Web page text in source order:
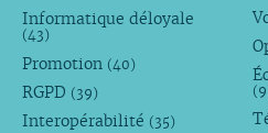
Informatique déloyale
(43)
Promotion (40)
RGPD (39)
Interopérabilité (35)